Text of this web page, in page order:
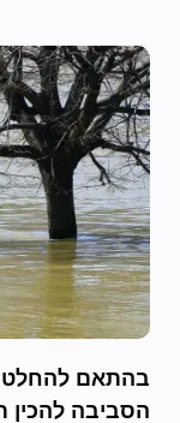
בהתאם
הסביבה להכין